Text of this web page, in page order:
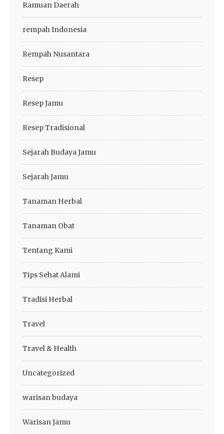
Ramuan Daerah
rempah Indonesia
Rempah Nusantara
Resep
Resep Jamu
Resep Tradisional
Sejarah Budaya Jamu
Sejarah Jamu
Tanaman Herbal
Tanaman Obat
Tentang Kami
Tips Sehat Alami
Tradisi Herbal
Travel
Travel & Health
Uncategorized
warisan budaya
Warisan Jamu